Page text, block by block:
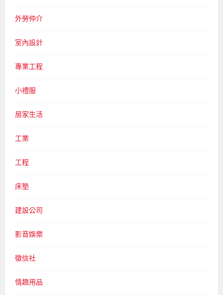
外勞仲介
室內設計
專業工程
小禮服
居家生活
工業
工程
床墊
建設公司
影音娛樂
徵信社
情趣用品